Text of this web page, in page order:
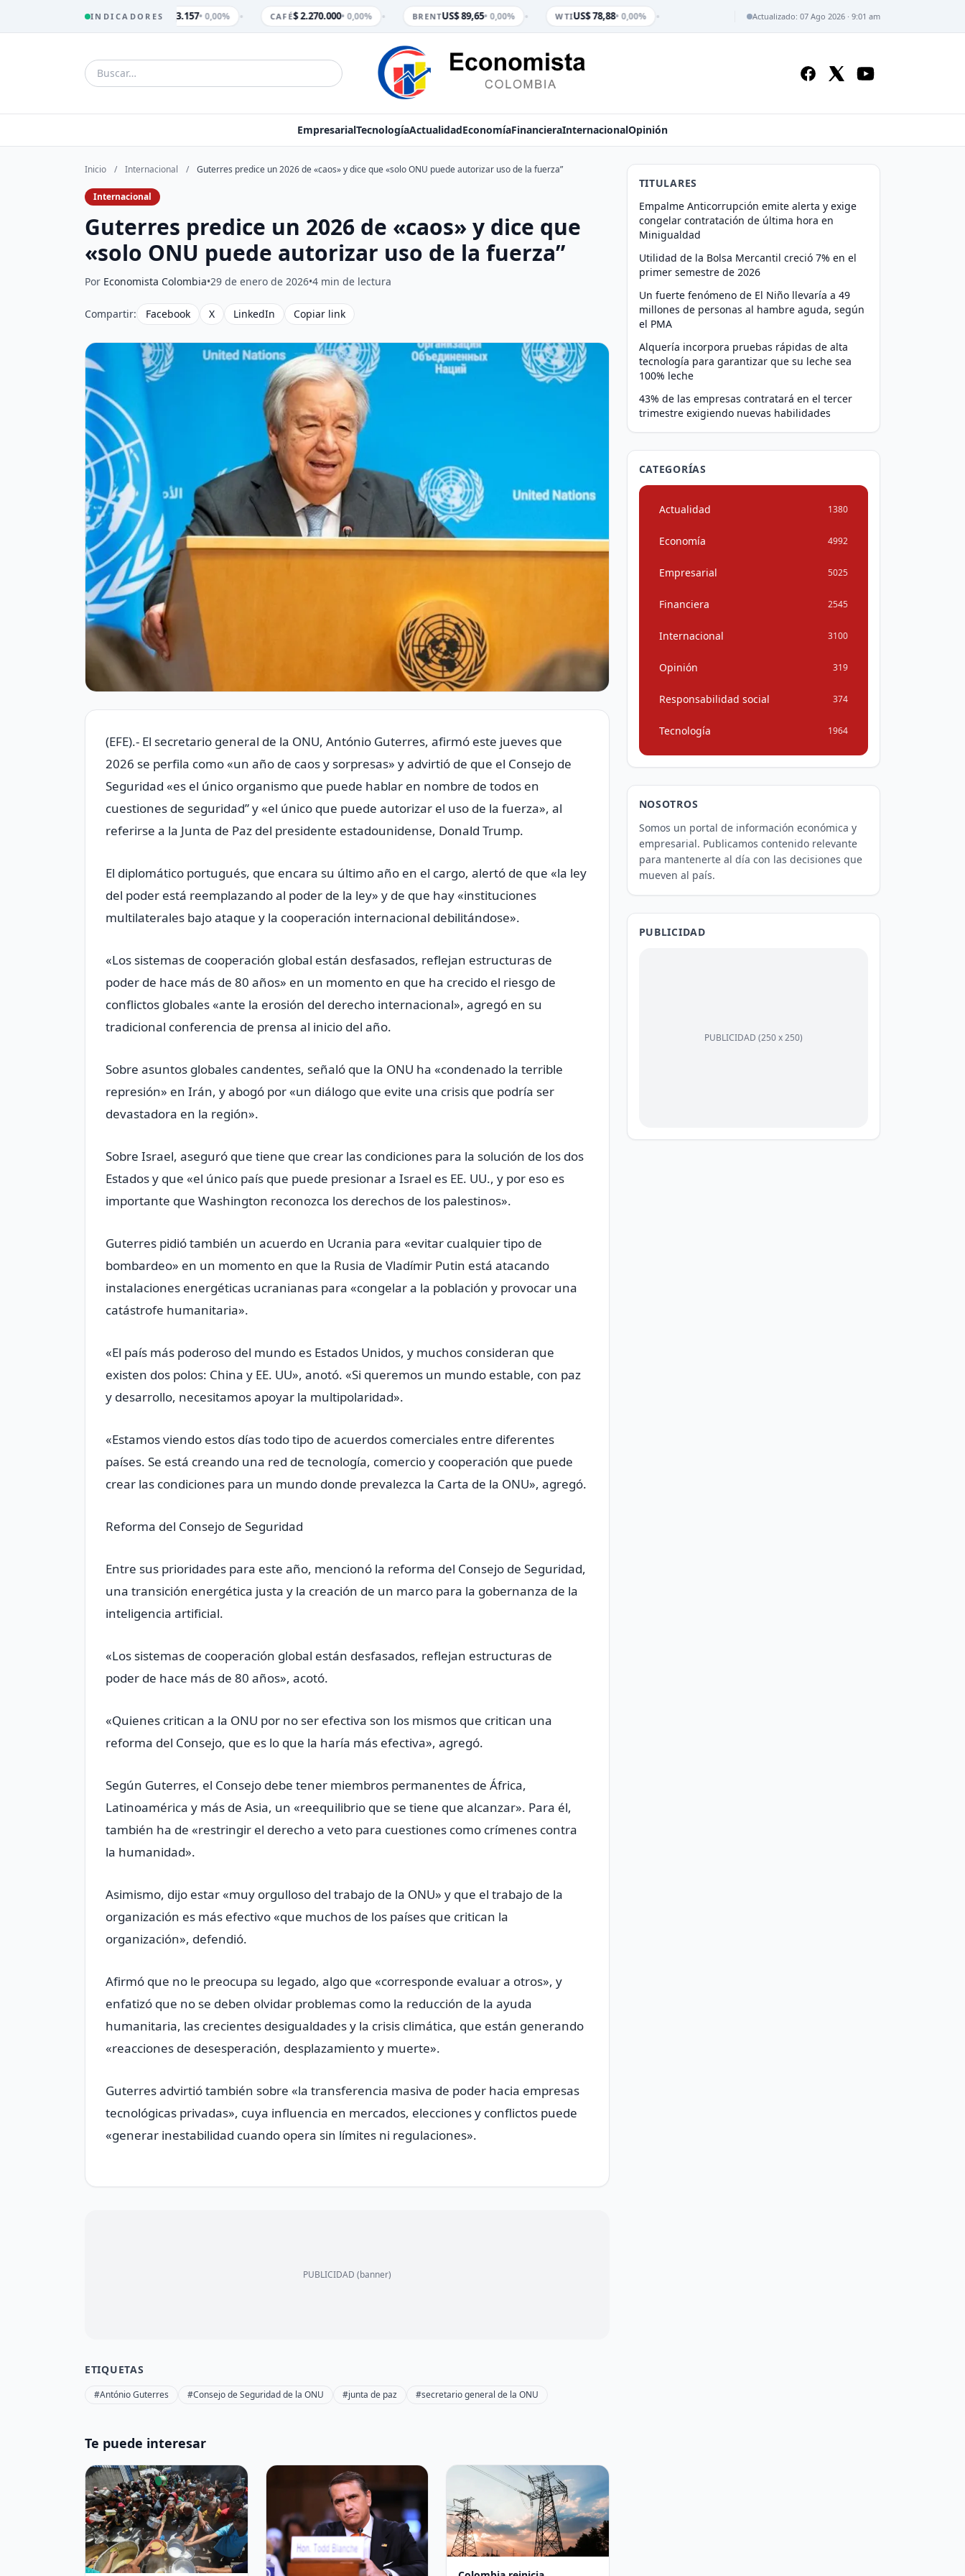
INDICADORES
TRM$ 3.157• 0,00% CAFÉ$ 2.270.000• 0,00% BRENTUS$ 89,65• 0,00% WTIUS$ 78,88• 0,00% Actualizado: 07 Ago 2026 · 9:01 am
EmpresarialTecnologíaActualidadEconomíaFinancieraInternacionalOpinión
Inicio / Internacional / Guterres predice un 2026 de «caos» y dice que «solo ONU puede autorizar uso de la fuerza”
Internacional
Guterres predice un 2026 de «caos» y dice que
«solo ONU puede autorizar uso de la fuerza”
Por Economista Colombia•29 de enero de 2026•4 min de lectura
Compartir: Facebook X LinkedIn Copiar link
(EFE).- El secretario general de la ONU, António Guterres, afirmó este jueves que
2026 se perfila como «un año de caos y sorpresas» y advirtió de que el Consejo de
Seguridad «es el único organismo que puede hablar en nombre de todos en
cuestiones de seguridad” y «el único que puede autorizar el uso de la fuerza», al
referirse a la Junta de Paz del presidente estadounidense, Donald Trump.
El diplomático portugués, que encara su último año en el cargo, alertó de que «la ley
del poder está reemplazando al poder de la ley» y de que hay «instituciones
multilaterales bajo ataque y la cooperación internacional debilitándose».
«Los sistemas de cooperación global están desfasados, reflejan estructuras de
poder de hace más de 80 años» en un momento en que ha crecido el riesgo de
conflictos globales «ante la erosión del derecho internacional», agregó en su
tradicional conferencia de prensa al inicio del año.
Sobre asuntos globales candentes, señaló que la ONU ha «condenado la terrible
represión» en Irán, y abogó por «un diálogo que evite una crisis que podría ser
devastadora en la región».
Sobre Israel, aseguró que tiene que crear las condiciones para la solución de los dos
Estados y que «el único país que puede presionar a Israel es EE. UU., y por eso es
importante que Washington reconozca los derechos de los palestinos».
Guterres pidió también un acuerdo en Ucrania para «evitar cualquier tipo de
bombardeo» en un momento en que la Rusia de Vladímir Putin está atacando
instalaciones energéticas ucranianas para «congelar a la población y provocar una
catástrofe humanitaria».
«El país más poderoso del mundo es Estados Unidos, y muchos consideran que
existen dos polos: China y EE. UU», anotó. «Si queremos un mundo estable, con paz
y desarrollo, necesitamos apoyar la multipolaridad».
«Estamos viendo estos días todo tipo de acuerdos comerciales entre diferentes
países. Se está creando una red de tecnología, comercio y cooperación que puede
crear las condiciones para un mundo donde prevalezca la Carta de la ONU», agregó.
Reforma del Consejo de Seguridad
Entre sus prioridades para este año, mencionó la reforma del Consejo de Seguridad,
una transición energética justa y la creación de un marco para la gobernanza de la
inteligencia artificial.
«Los sistemas de cooperación global están desfasados, reflejan estructuras de
poder de hace más de 80 años», acotó.
«Quienes critican a la ONU por no ser efectiva son los mismos que critican una
reforma del Consejo, que es lo que la haría más efectiva», agregó.
Según Guterres, el Consejo debe tener miembros permanentes de África,
Latinoamérica y más de Asia, un «reequilibrio que se tiene que alcanzar». Para él,
también ha de «restringir el derecho a veto para cuestiones como crímenes contra
la humanidad».
Asimismo, dijo estar «muy orgulloso del trabajo de la ONU» y que el trabajo de la
organización es más efectivo «que muchos de los países que critican la
organización», defendió.
Afirmó que no le preocupa su legado, algo que «corresponde evaluar a otros», y
enfatizó que no se deben olvidar problemas como la reducción de la ayuda
humanitaria, las crecientes desigualdades y la crisis climática, que están generando
«reacciones de desesperación, desplazamiento y muerte».
Guterres advirtió también sobre «la transferencia masiva de poder hacia empresas
tecnológicas privadas», cuya influencia en mercados, elecciones y conflictos puede
«generar inestabilidad cuando opera sin límites ni regulaciones».
PUBLICIDAD (banner)
ETIQUETAS
#António Guterres #Consejo de Seguridad de la ONU #junta de paz #secretario general de la ONU
Te puede interesar
TITULARES
Empalme Anticorrupción emite alerta y exige
congelar contratación de última hora en
Minigualdad
Utilidad de la Bolsa Mercantil creció 7% en el
primer semestre de 2026
Un fuerte fenómeno de El Niño llevaría a 49
millones de personas al hambre aguda, según
el PMA
Alquería incorpora pruebas rápidas de alta
tecnología para garantizar que su leche sea
100% leche
43% de las empresas contratará en el tercer
trimestre exigiendo nuevas habilidades
CATEGORÍAS
Actualidad 1380
Economía 4992
Empresarial 5025
Financiera 2545
Internacional 3100
Opinión 319
Responsabilidad social 374
Tecnología 1964
NOSOTROS
Somos un portal de información económica y
empresarial. Publicamos contenido relevante
para mantenerte al día con las decisiones que
mueven al país.
PUBLICIDAD
PUBLICIDAD (250 x 250)